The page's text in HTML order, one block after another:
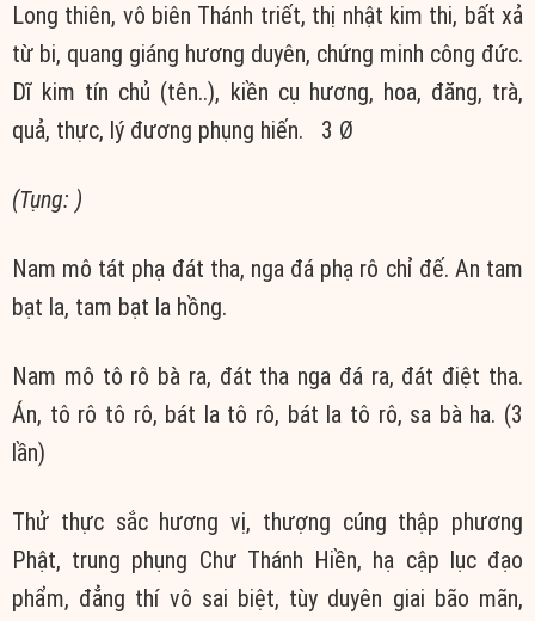
Long thiên, vô biên Thánh triết, thị nhật kim thi, bất xả
từ bi, quang giáng hương duyên, chứng minh công đức.
Dĩ kim tín chủ (tên..), kiền cụ hương, hoa, đăng, trà,
quả, thực, lý đương phụng hiến. 3 Ø
(Tụng: )
Nam mô tát phạ đát tha, nga đá phạ rô chỉ đế. An tam
bạt la, tam bạt la hồng.
Nam mô tô rô bà ra, đát tha nga đá ra, đát điệt tha.
Án, tô rô tô rô, bát la tô rô, bát la tô rô, sa bà ha. (3
lần)
Thử thực sắc hương vị, thượng cúng thập phương
Phật, trung phụng Chư Thánh Hiền, hạ cập lục đạo
phẩm, đẳng thí vô sai biệt, tùy duyên giai bão mãn,